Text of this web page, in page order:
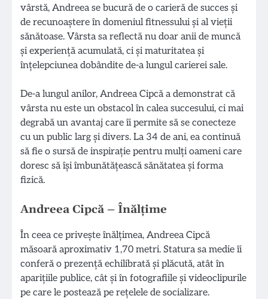
vârstă, Andreea se bucură de o carieră de succes și
de recunoaștere în domeniul fitnessului și al vieții
sănătoase. Vârsta sa reflectă nu doar anii de muncă
și experiență acumulată, ci și maturitatea și
înțelepciunea dobândite de-a lungul carierei sale.
De-a lungul anilor, Andreea Cipcă a demonstrat că
vârsta nu este un obstacol în calea succesului, ci mai
degrabă un avantaj care îi permite să se conecteze
cu un public larg și divers. La 34 de ani, ea continuă
să fie o sursă de inspirație pentru mulți oameni care
doresc să își îmbunătățească sănătatea și forma
fizică.
Andreea Cipcă – Înălțime
În ceea ce privește înălțimea, Andreea Cipcă
măsoară aproximativ 1,70 metri. Statura sa medie îi
conferă o prezență echilibrată și plăcută, atât în
aparițiile publice, cât și în fotografiile și videoclipurile
pe care le postează pe rețelele de socializare.